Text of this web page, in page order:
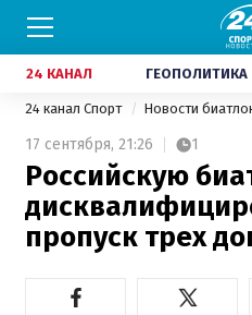
24 КАНАЛ ГЕОПОЛИТИКА
24 канал Спорт Новости
17 сентября, 21:26 1
Российскую
пропуск трех